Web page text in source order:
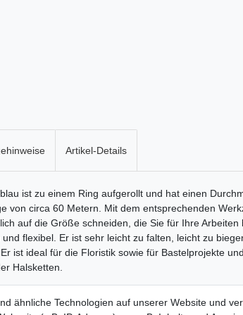
Artikel-Details
ist zu einem Ring aufgerollt und hat einen
von circa 60 Metern. Mit dem entsprechenden
auf die Größe schneiden, die Sie für Ihre Arbeiten
flexibel. Er ist sehr leicht zu falten, leicht zu
ist ideal für die Floristik sowie für Bastelprojekte
Halsketten.
ähnliche Technologien auf unserer Website und